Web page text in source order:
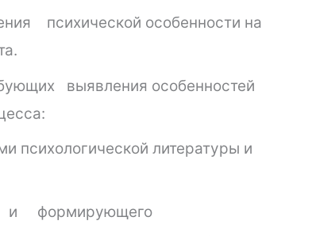
психической особенности на
выявления особенностей
психологической литературы и
и формирующего